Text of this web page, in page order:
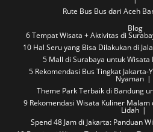
Rute Bus Bus dari Aceh
Blog
6 Tempat Wisata + Aktivitas di
10 Hal Seru yang Bisa Dilakukan di
5 Mall di Surabaya untuk
5 Rekomendasi Bus Tingkat
Nyaman
Theme Park Terbaik di Bandung
9 Rekomendasi Wisata Kuliner
Lidah
Spend 48 Jam di Jakarta: Panduan